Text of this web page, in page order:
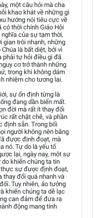
một câu hỏi mà cha
khao khát về những gì
hướng nói tiêu cực về
có thời chính Giáo Hội
của sự tạm thời,
gian trôi nhanh, những
là bất diệt, bởi vì
phải tự hỏi điều gì đã
cơ trở thành những
trong khi không dám
nhiệm cho tương lai.
sự ổn định từng là
đang dần biến mất.
đời mà rất ít thay đổi
rất chặt chẽ, và phần
định sẵn. Trong bối
người không nên bằng
được định đoạt, mà
nó. Tự do là yếu tố
lại, ngày nay, một sự
khiến chúng ta tin
sự được định đoạt,
thay đổi quá nhanh và
Tuy nhiên, ảo tưởng
khiến chúng ta dễ lạc
can đảm để đưa ra
động mang tính